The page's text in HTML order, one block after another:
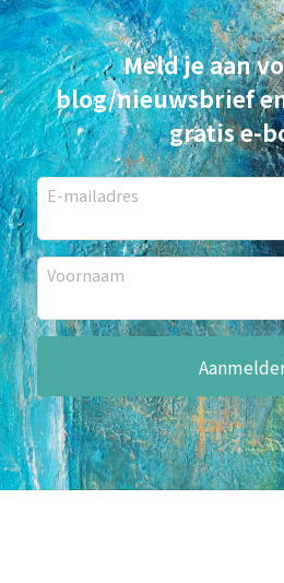
Meld je aan
blog/nieuwsbrief
gratis e-
E-mailadres
Voornaam